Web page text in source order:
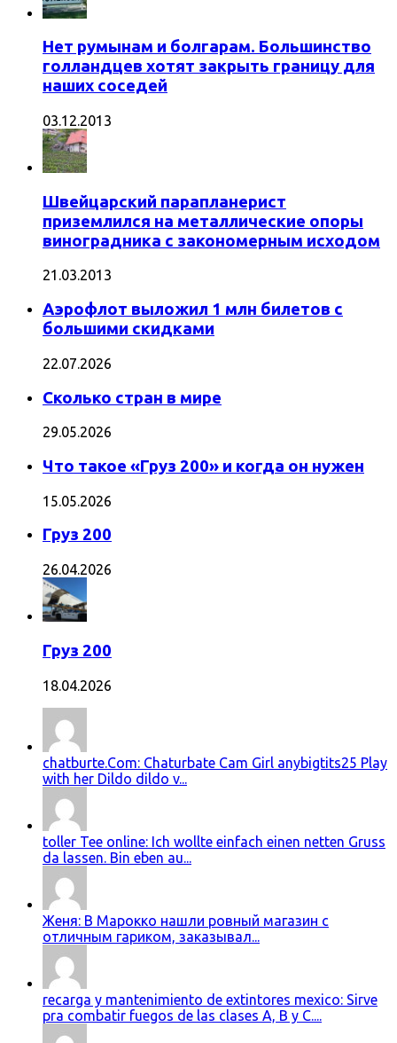
Нет румынам и болгарам. Большинство
голландцев хотят закрыть границу для
наших соседей
03.12.2013
Швейцарский парапланерист
приземлился на металлические опоры
виноградника с закономерным исходом
21.03.2013
Аэрофлот выложил 1 млн билетов с
большими скидками
22.07.2026
Сколько стран в мире
29.05.2026
Что такое «Груз 200» и когда он нужен
15.05.2026
Груз 200
26.04.2026
Груз 200
18.04.2026
chatburte.Com: Chaturbate Cam Girl anybigtits25 Play
with her Dildo dildo v...
toller Tee online: Ich wollte einfach einen netten Gruss
da lassen. Bin eben au...
Женя: В Марокко нашли ровный магазин с
отличным гариком, заказывал...
recarga y mantenimiento de extintores mexico: Sirve
pra combatir fuegos de las clases A, B y C....